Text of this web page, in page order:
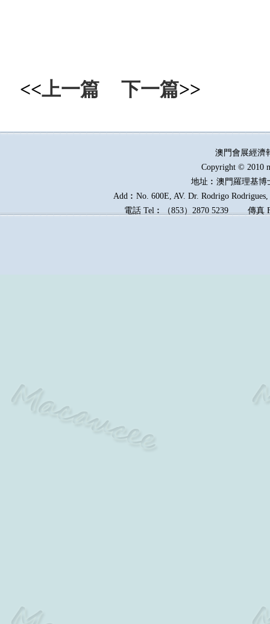
<<上一篇 下一篇>>
澳門會展經
Copyright © 2010
地址︰澳門羅理基博
Add︰No. 600E, AV. Dr. Rodrigo
電話 Tel︰（853）2870 5239傳真